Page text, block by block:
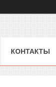
КОНТАКТЫ